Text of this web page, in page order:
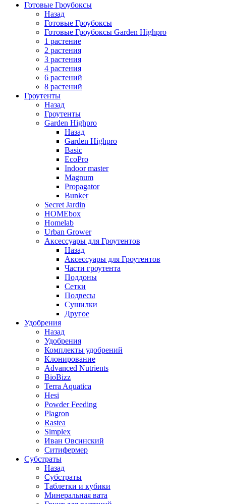
Готовые Гроубоксы
Назад
Готовые Гроубоксы
Готовые Гроубоксы Garden Highpro
1 растение
2 растения
3 растения
4 растения
6 растений
8 растений
Гроутенты
Назад
Гроутенты
Garden Highpro
Назад
Garden Highpro
Basic
EcoPro
Indoor master
Magnum
Propagator
Bunker
Secret Jardin
HOMEbox
Homelab
Urban Grower
Аксессуары для Гроутентов
Назад
Аксессуары для Гроутентов
Части гроутента
Поддоны
Сетки
Подвесы
Сушилки
Другое
Удобрения
Назад
Удобрения
Комплекты удобрений
Клонирование
Advanced Nutrients
BioBizz
Terra Aquatica
Hesi
Powder Feeding
Plagron
Rastea
Simplex
Иван Овсинский
Ситифермер
Субстраты
Назад
Субстраты
Таблетки и кубики
Минеральная вата